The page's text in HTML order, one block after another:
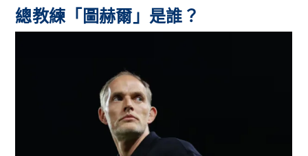
總教練「圖赫爾」是誰？